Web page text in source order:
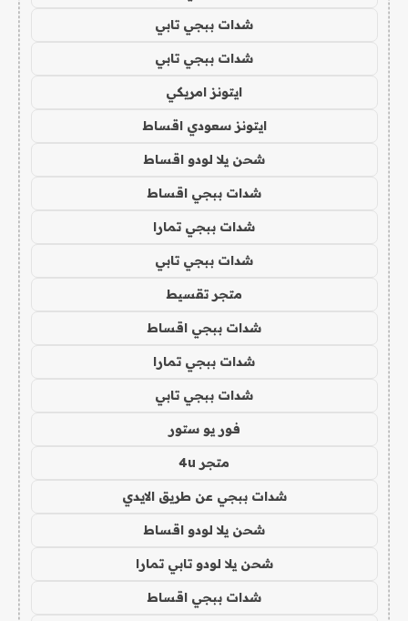
شدات ببجي تابي
شدات ببجي تابي
ايتونز امريكي
ايتونز سعودي اقساط
شحن يلا لودو اقساط
شدات ببجي اقساط
شدات ببجي تمارا
شدات ببجي تابي
متجر تقسيط
شدات ببجي اقساط
شدات ببجي تمارا
شدات ببجي تابي
فور يو ستور
متجر 4u
شدات ببجي عن طريق الايدي
شحن يلا لودو اقساط
شحن يلا لودو تابي تمارا
شدات ببجي اقساط